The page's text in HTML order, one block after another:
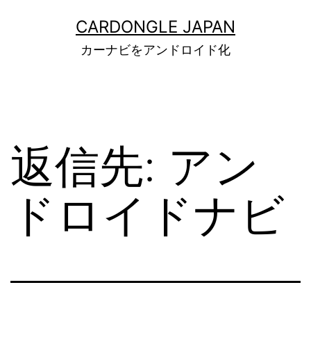
CARDONGLE JAPAN
カーナビをアンドロイド化
返信先: アン
ドロイドナビ